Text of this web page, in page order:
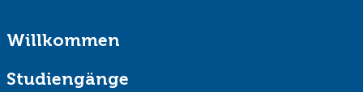
Willkommen
Studiengänge